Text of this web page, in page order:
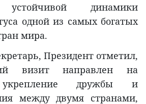
устойчивой динамики
одной из самых богатых
мира.
Президент отметил,
визит направлен на
укрепление дружбы и
между двумя странами,